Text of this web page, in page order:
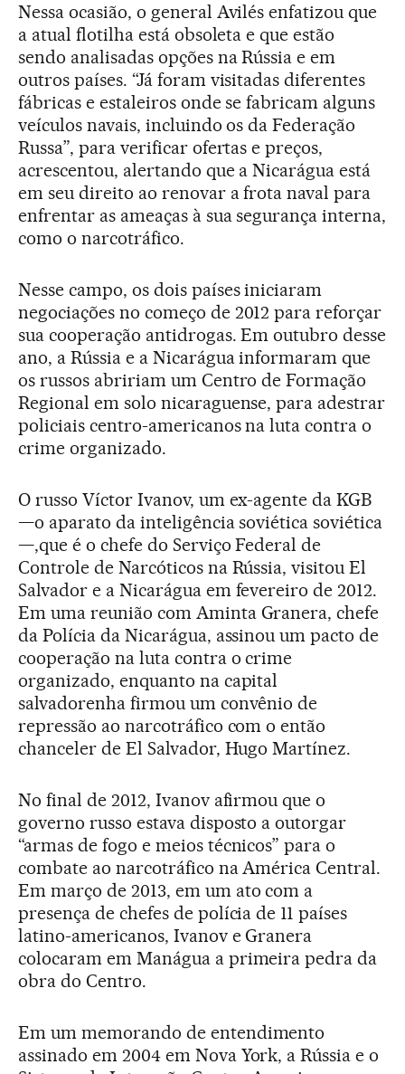
Nessa ocasião, o general Avilés enfatizou que
a atual flotilha está obsoleta e que estão
sendo analisadas opções na Rússia e em
outros países. “Já foram visitadas diferentes
fábricas e estaleiros onde se fabricam alguns
veículos navais, incluindo os da Federação
Russa”, para verificar ofertas e preços,
acrescentou, alertando que a Nicarágua está
em seu direito ao renovar a frota naval para
enfrentar as ameaças à sua segurança interna,
como o narcotráfico.
Nesse campo, os dois países iniciaram
negociações no começo de 2012 para reforçar
sua cooperação antidrogas. Em outubro desse
ano, a Rússia e a Nicarágua informaram que
os russos abririam um Centro de Formação
Regional em solo nicaraguense, para adestrar
policiais centro-americanos na luta contra o
crime organizado.
O russo Víctor Ivanov, um ex-agente da KGB
—o aparato da inteligência soviética soviética
—,que é o chefe do Serviço Federal de
Controle de Narcóticos na Rússia, visitou El
Salvador e a Nicarágua em fevereiro de 2012.
Em uma reunião com Aminta Granera, chefe
da Polícia da Nicarágua, assinou um pacto de
cooperação na luta contra o crime
organizado, enquanto na capital
salvadorenha firmou um convênio de
repressão ao narcotráfico com o então
chanceler de El Salvador, Hugo Martínez.
No final de 2012, Ivanov afirmou que o
governo russo estava disposto a outorgar
“armas de fogo e meios técnicos” para o
combate ao narcotráfico na América Central.
Em março de 2013, em um ato com a
presença de chefes de polícia de 11 países
latino-americanos, Ivanov e Granera
colocaram em Manágua a primeira pedra da
obra do Centro.
Em um memorando de entendimento
assinado em 2004 em Nova York, a Rússia e o